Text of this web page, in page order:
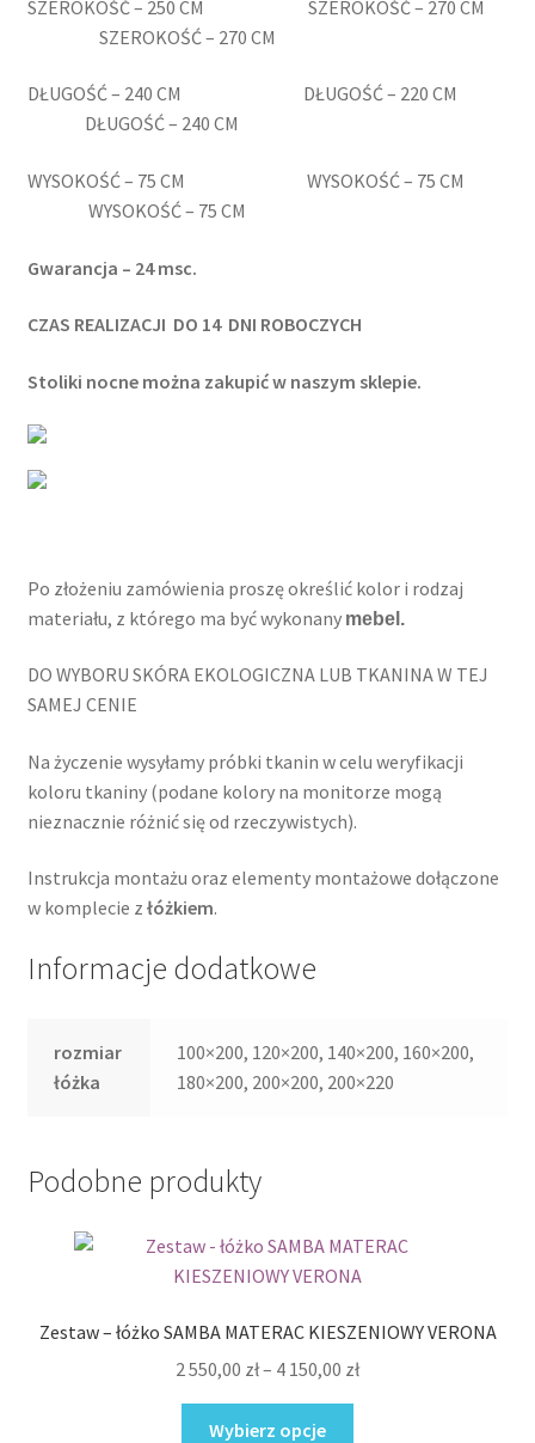
SZEROKOŚĆ – 250 CM SZEROKOŚĆ – 270 CM
SZEROKOŚĆ – 270 CM
DŁUGOŚĆ – 240 CM DŁUGOŚĆ – 220 CM
DŁUGOŚĆ – 240 CM
WYSOKOŚĆ – 75 CM WYSOKOŚĆ – 75 CM
WYSOKOŚĆ – 75 CM
Gwarancja – 24 msc.
CZAS REALIZACJI DO 14 DNI ROBOCZYCH
Stoliki nocne można zakupić w naszym sklepie.
Po złożeniu zamówienia proszę określić kolor i rodzaj
materiału, z którego ma być wykonany mebel.
DO WYBORU SKÓRA EKOLOGICZNA LUB TKANINA W TEJ
SAMEJ CENIE
Na życzenie wysyłamy próbki tkanin w celu weryfikacji
koloru tkaniny (podane kolory na monitorze mogą
nieznacznie różnić się od rzeczywistych).
Instrukcja montażu oraz elementy montażowe dołączone
w komplecie z łóżkiem.
Informacje dodatkowe
rozmiar
łóżka
100×200, 120×200, 140×200, 160×200,
180×200, 200×200, 200×220
Podobne produkty
Zestaw – łóżko SAMBA MATERAC KIESZENIOWY VERONA
2 550,00 zł– 4 150,00 złZakres
Wybierz opcje